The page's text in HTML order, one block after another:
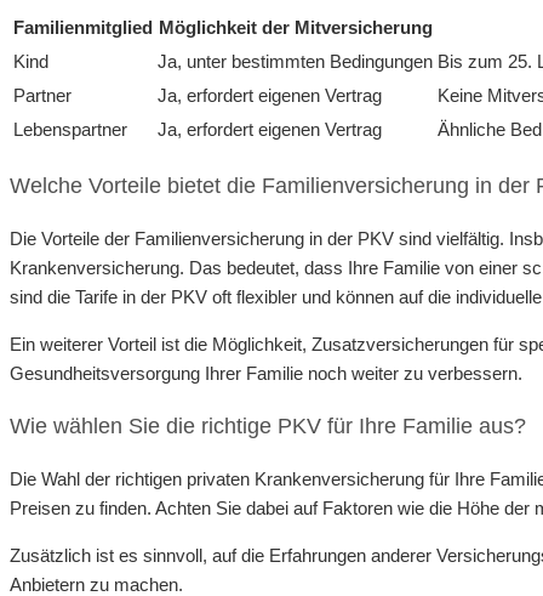
Familienmitglied Möglichkeit der Mitversicherung
Kind
Ja, unter bestimmten Bedingungen Bis zum 25.
Partner
Ja, erfordert eigenen Vertrag
Keine
Lebenspartner
Ja, erfordert eigenen Vertrag Ähnliche
Welche Vorteile bietet die Familienversicherung in der
Die Vorteile der Familienversicherung in der PKV sind vielfältig.
Krankenversicherung. Das bedeutet, dass Ihre Familie von einer
sind die Tarife in der PKV oft flexibler und können auf die
Ein weiterer Vorteil ist die Möglichkeit, Zusatzversicherungen für
Gesundheitsversorgung Ihrer Familie noch weiter zu verbessern.
Wie wählen Sie die richtige PKV für Ihre Familie aus?
Die Wahl der richtigen privaten Krankenversicherung für Ihre
Preisen zu finden. Achten Sie dabei auf Faktoren wie die Höhe
Zusätzlich ist es sinnvoll, auf die Erfahrungen anderer
Anbietern zu machen.